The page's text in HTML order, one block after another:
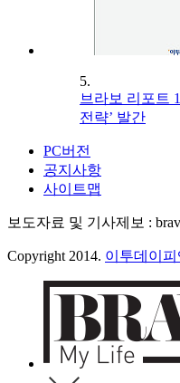
5.
브라보 리포트
전략’ 발간
PC버전
공지사항
사이트맵
보도자료 및 기사제보 :
Copyright 2014. 이투데이피